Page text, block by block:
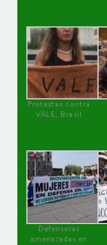
Protestas contra
VALE, Brasil
Defensoras
amenazadas en